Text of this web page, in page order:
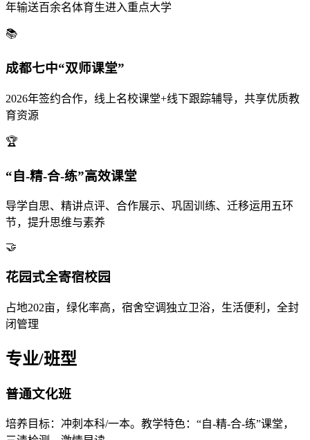
年输送百余名体育生进入重点大学
📚
成都七中“双师课堂”
2026年签约合作，线上名校课堂+线下跟踪辅导，共享优质教
育资源
🏆
“自-精-合-练”高效课堂
导学自思、精讲点评、合作展示、巩固训练、迁移运用五环
节，提升思维与素养
🤝
花园式全寄宿校园
占地202亩，绿化率高，宿舍空调独立卫浴，生活便利，全封
闭管理
专业/班型
普通文化班
培养目标：冲刺本科/一本。教学特色：“自-精-合-练”课堂，